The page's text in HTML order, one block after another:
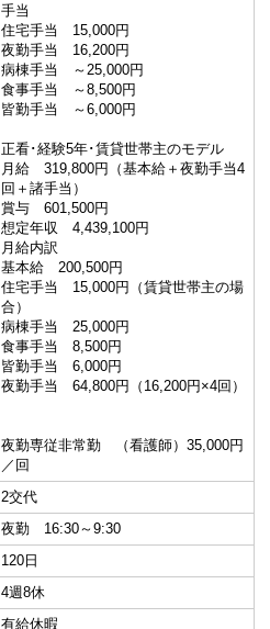
手当
住宅手当 15,000円
夜勤手当 16,200円
病棟手当 ～25,000円
食事手当 ～8,500円
皆勤手当 ～6,000円
正看･経験5年･賃貸世帯主のモデル
月給 319,800円（基本給＋夜勤手当4
回＋諸手当）
賞与 601,500円
想定年収 4,439,100円
月給内訳
基本給 200,500円
住宅手当 15,000円（賃貸世帯主の場
合）
病棟手当 25,000円
食事手当 8,500円
皆勤手当 6,000円
夜勤手当 64,800円（16,200円×4回）
夜勤専従非常勤 （看護師）35,000円
／回
2交代
夜勤 16:30～9:30
120日
4週8休
有給休暇